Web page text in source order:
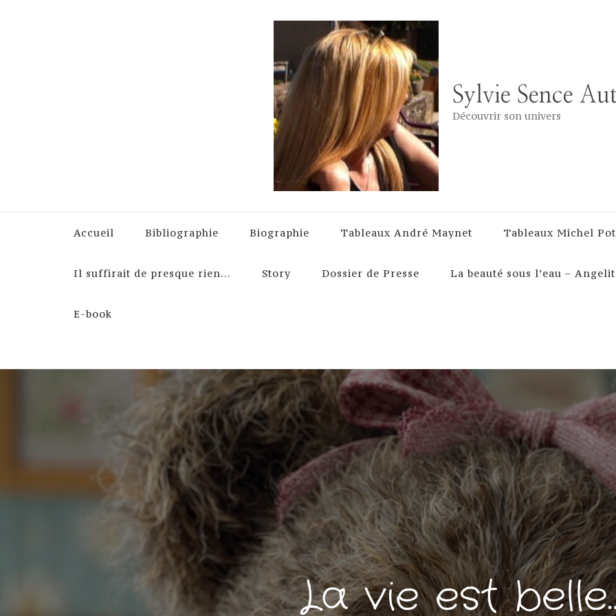
Sylvie Sence
Découvrir son univers
Accueil Bibliographie Biographie Tableaux André Maynet Tableaux Michel
Il suffirait de presque rien… Story Dossier de Presse La beauté sous l’eau –
E-book
La vie est